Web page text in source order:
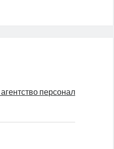
персонал